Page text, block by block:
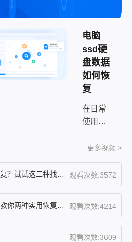
电脑
ssd硬
盘数据
如何恢
复
在日常
使用电
动存储
时，误
格式化
高频数
据丢失
场景。
更多视频 >
观看次数:3572
观看次数:4214
观看次数:3609